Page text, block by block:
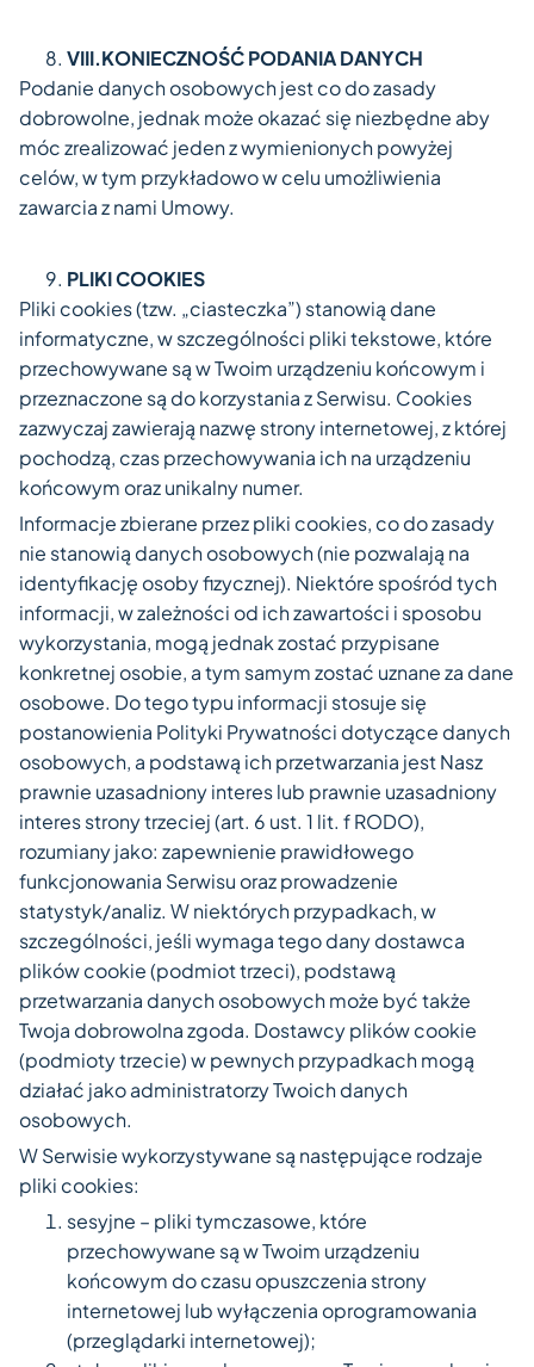
VIII.KONIECZNOŚĆ PODANIA DANYCH
Podanie danych osobowych jest co do zasady
dobrowolne, jednak może okazać się niezbędne aby
móc zrealizować jeden z wymienionych powyżej
celów, w tym przykładowo w celu umożliwienia
zawarcia z nami Umowy.
PLIKI COOKIES
Pliki cookies (tzw. „ciasteczka”) stanowią dane
informatyczne, w szczególności pliki tekstowe, które
przechowywane są w Twoim urządzeniu końcowym i
przeznaczone są do korzystania z Serwisu. Cookies
zazwyczaj zawierają nazwę strony internetowej, z której
pochodzą, czas przechowywania ich na urządzeniu
końcowym oraz unikalny numer.
Informacje zbierane przez pliki cookies, co do zasady
nie stanowią danych osobowych (nie pozwalają na
identyfikację osoby fizycznej). Niektóre spośród tych
informacji, w zależności od ich zawartości i sposobu
wykorzystania, mogą jednak zostać przypisane
konkretnej osobie, a tym samym zostać uznane za dane
osobowe. Do tego typu informacji stosuje się
postanowienia Polityki Prywatności dotyczące danych
osobowych, a podstawą ich przetwarzania jest Nasz
prawnie uzasadniony interes lub prawnie uzasadniony
interes strony trzeciej (art. 6 ust. 1 lit. f RODO),
rozumiany jako: zapewnienie prawidłowego
funkcjonowania Serwisu oraz prowadzenie
statystyk/analiz. W niektórych przypadkach, w
szczególności, jeśli wymaga tego dany dostawca
plików cookie (podmiot trzeci), podstawą
przetwarzania danych osobowych może być także
Twoja dobrowolna zgoda. Dostawcy plików cookie
(podmioty trzecie) w pewnych przypadkach mogą
działać jako administratorzy Twoich danych
osobowych.
W Serwisie wykorzystywane są następujące rodzaje
pliki cookies:
sesyjne – pliki tymczasowe, które
przechowywane są w Twoim urządzeniu
końcowym do czasu opuszczenia strony
internetowej lub wyłączenia oprogramowania
(przeglądarki internetowej);